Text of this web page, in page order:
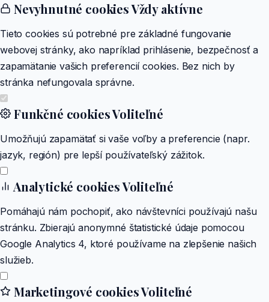
Nevyhnutné cookiesVždy aktívne
Tieto cookies sú potrebné pre základné fungovanie
webovej stránky, ako napríklad prihlásenie, bezpečnosť a
zapamätanie vašich preferencií cookies. Bez nich by
stránka nefungovala správne.
Funkčné cookiesVoliteľné
Umožňujú zapamätať si vaše voľby a preferencie (napr.
jazyk, región) pre lepší používateľský zážitok.
Analytické cookiesVoliteľné
Pomáhajú nám pochopiť, ako návštevníci používajú našu
stránku. Zbierajú anonymné štatistické údaje pomocou
Google Analytics 4, ktoré používame na zlepšenie našich
služieb.
Marketingové cookiesVoliteľné